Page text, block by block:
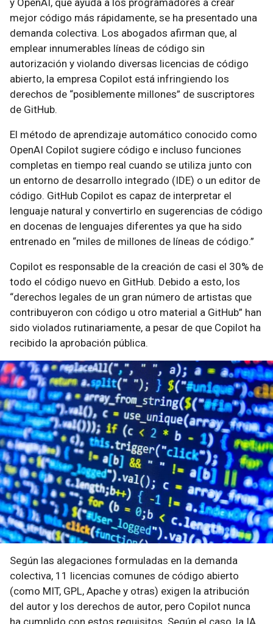
y OpenAI, que ayuda a los programadores a crear
mejor código más rápidamente, se ha presentado una
demanda colectiva. Los abogados afirman que, al
emplear innumerables líneas de código sin
autorización y violando diversas licencias de código
abierto, la empresa Copilot está infringiendo los
derechos de “posiblemente millones” de suscriptores
de GitHub.
El método de aprendizaje automático conocido como
OpenAI Copilot sugiere código e incluso funciones
completas en tiempo real cuando se utiliza junto con
un entorno de desarrollo integrado (IDE) o un editor de
código. GitHub Copilot es capaz de interpretar el
lenguaje natural y convertirlo en sugerencias de código
en docenas de lenguajes diferentes ya que ha sido
entrenado en “miles de millones de líneas de código.”
Copilot es responsable de la creación de casi el 30% de
todo el código nuevo en GitHub. Debido a esto, los
“derechos legales de un gran número de artistas que
contribuyeron con código u otro material a GitHub” han
sido violados rutinariamente, a pesar de que Copilot ha
recibido la aprobación pública.
Según las alegaciones formuladas en la demanda
colectiva, 11 licencias comunes de código abierto
(como MIT, GPL, Apache y otras) exigen la atribución
del autor y los derechos de autor, pero Copilot nunca
ha cumplido con estos requisitos. Según el caso, la IA